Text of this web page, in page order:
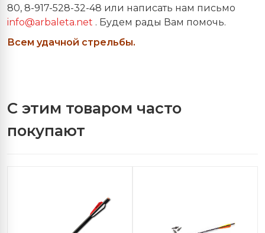
80, 8-917-528-32-48 или написать нам письмо
info@arbaleta.net . Будем рады Вам помочь.
Всем удачной стрельбы.
С этим товаром часто
покупают